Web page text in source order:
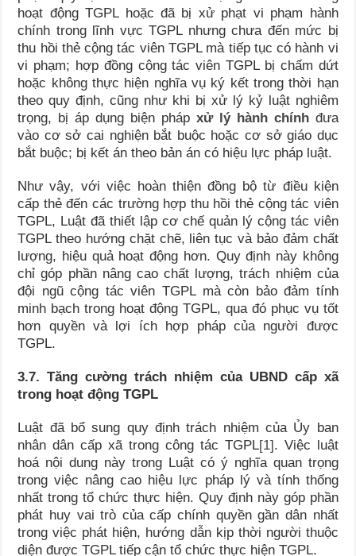
hoạt động TGPL hoặc đã bị xử phạt vi phạm hành
chính trong lĩnh vực TGPL nhưng chưa đến mức bị
thu hồi thẻ cộng tác viên TGPL mà tiếp tục có hành vi
vi phạm; hợp đồng cộng tác viên TGPL bị chấm dứt
hoặc không thực hiện nghĩa vụ ký kết trong thời hạn
theo quy định, cũng như khi bị xử lý kỷ luật nghiêm
trọng, bị áp dụng biện pháp xử lý hành chính đưa
vào cơ sở cai nghiện bắt buộc hoặc cơ sở giáo dục
bắt buộc; bị kết án theo bản án có hiệu lực pháp luật.
Như vậy, với việc hoàn thiện đồng bộ từ điều kiện
cấp thẻ đến các trường hợp thu hồi thẻ cộng tác viên
TGPL, Luật đã thiết lập cơ chế quản lý cộng tác viên
TGPL theo hướng chặt chẽ, liên tục và bảo đảm chất
lượng, hiệu quả hoạt động hơn. Quy định này không
chỉ góp phần nâng cao chất lượng, trách nhiệm của
đội ngũ cộng tác viên TGPL mà còn bảo đảm tính
minh bạch trong hoạt động TGPL, qua đó phục vụ tốt
hơn quyền và lợi ích hợp pháp của người được
TGPL.
3.7. Tăng cường trách nhiệm của UBND cấp xã
trong hoạt động TGPL
Luật đã bổ sung quy định trách nhiệm của Ủy ban
nhân dân cấp xã trong công tác TGPL[1] . Việc luật
hoá nội dung này trong Luật có ý nghĩa quan trọng
trong việc nâng cao hiệu lực pháp lý và tính thống
nhất trong tổ chức thực hiện. Quy định này góp phần
phát huy vai trò của cấp chính quyền gần dân nhất
trong việc phát hiện, hướng dẫn kịp thời người thuộc
diện được TGPL tiếp cận tổ chức thực hiện TGPL.